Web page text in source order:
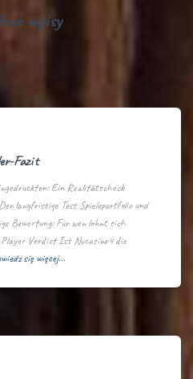
wpisy
Fazit
Ein Realitätscheck
langfristige Test Spieleportfolio und
Bewertung: Für wen lohnt sich
Player Verdict Ist Nvcasino4 die
się więcej…